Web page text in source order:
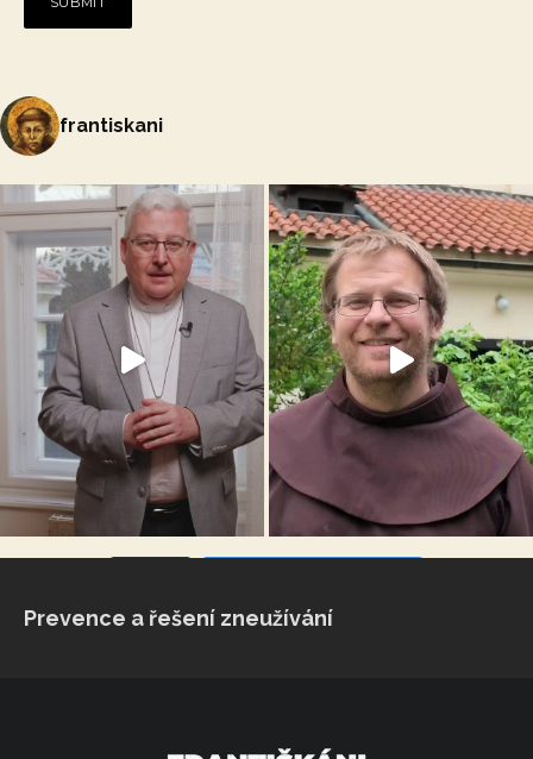
frantiskani
Prevence a řešení zneužívání